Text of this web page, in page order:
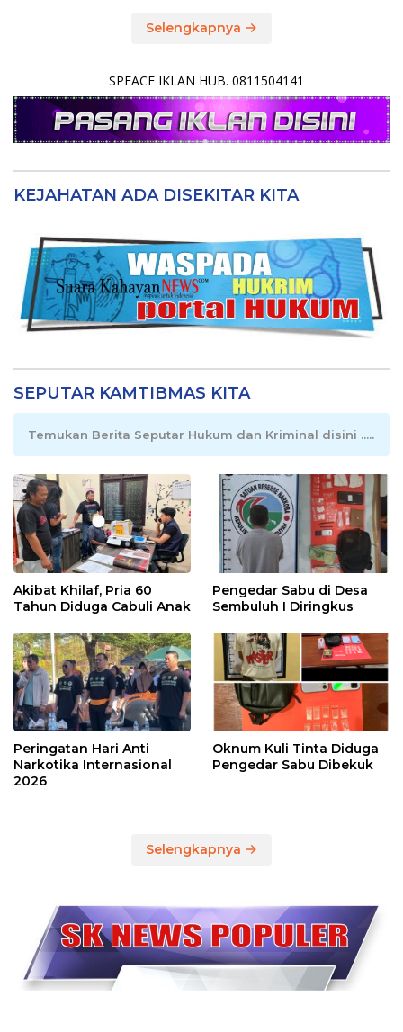
Selengkapnya
SPEACE IKLAN HUB. 0811504141
KEJAHATAN ADA DISEKITAR KITA
SEPUTAR KAMTIBMAS KITA
Temukan Berita Seputar Hukum dan Kriminal disini .....
Akibat Khilaf, Pria 60
Tahun Diduga Cabuli Anak
Pengedar Sabu di Desa
Sembuluh I Diringkus
Peringatan Hari Anti
Narkotika Internasional
2026
Oknum Kuli Tinta Diduga
Pengedar Sabu Dibekuk
Selengkapnya